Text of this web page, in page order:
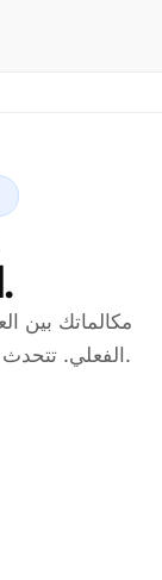
اتصل بالإنجليزية.
الفعلي. تتحدث بالعربية — يسمع الطرف الآخر الإنجليزية.